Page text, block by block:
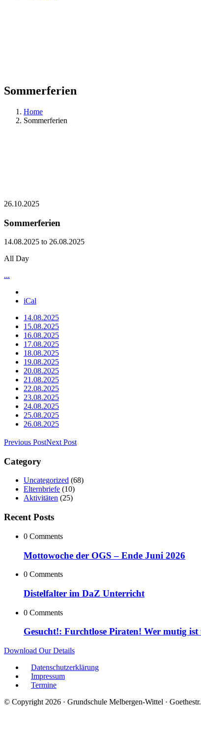
Sommerferien
Home
Sommerferien
26.10.2025
Sommerferien
14.08.2025 to 26.08.2025
All Day
...
iCal
14.08.2025
15.08.2025
16.08.2025
17.08.2025
18.08.2025
19.08.2025
20.08.2025
21.08.2025
22.08.2025
23.08.2025
24.08.2025
25.08.2025
26.08.2025
Previous PostNext Post
Category
Uncategorized (68)
Elternbriefe (10)
Aktivitäten (25)
Recent Posts
0 Comments
Mottowoche der OGS – Ende Juni 2026
0 Comments
Distelfalter im DaZ Unterricht
0 Comments
Gesucht!: Furchtlose Piraten! Wer mutig
Download Our Details
Datenschutzerklärung
Impressum
Termine
© Copyright 2026 · Grundschule Melbergen-Wittel ·